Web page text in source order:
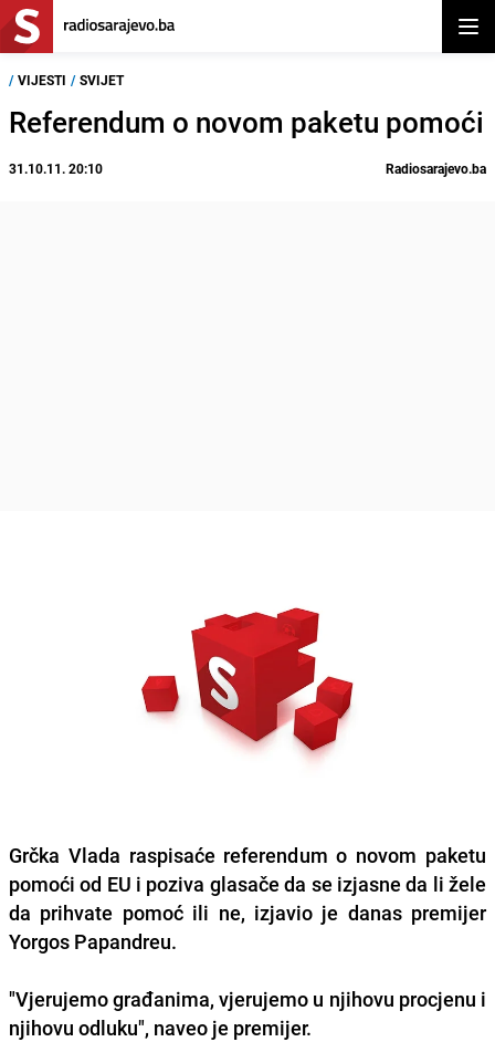
/ VIJESTI / SVIJET
Referendum o novom paketu pomoći
31.10.11. 20:10 Radiosarajevo.ba
Grčka Vlada raspisaće referendum o novom paketu
pomoći od EU i poziva glasače da se izjasne da li žele
da prihvate pomoć ili ne, izjavio je danas premijer
Yorgos Papandreu.
"Vjerujemo građanima, vjerujemo u njihovu procjenu i
njihovu odluku", naveo je premijer.